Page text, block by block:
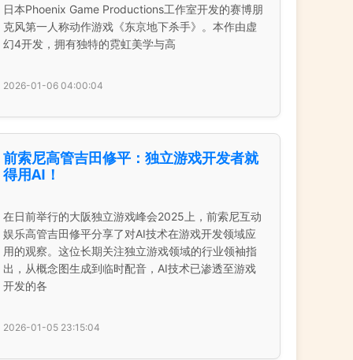
日本Phoenix Game Productions工作室开发的赛博朋
克风第一人称动作游戏《东京地下杀手》。本作由虚
幻4开发，拥有独特的霓虹美学与高
2026-01-06 04:00:04
前索尼高管吉田修平：独立游戏开发者就
得用AI！
在日前举行的大阪独立游戏峰会2025上，前索尼互动
娱乐高管吉田修平分享了对AI技术在游戏开发领域应
用的观察。这位长期关注独立游戏领域的行业领袖指
出，从概念图生成到临时配音，AI技术已渗透至游戏
开发的各
2026-01-05 23:15:04